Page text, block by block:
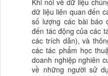
Khi nói về dữ liệu
dữ liệu liên quan đến
số lượng các bài báo
đến tác động của các
các trích dẫn), và
các tác phẩm học
doanh nghiệp nghiên
về những người sử